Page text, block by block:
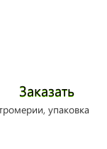
Заказать